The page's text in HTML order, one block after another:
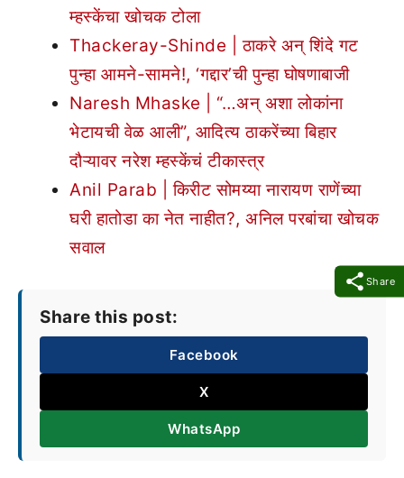
Share
म्हस्केंचा खोचक टोला
Thackeray-Shinde | ठाकरे अन् शिंदे गट
पुन्हा आमने-सामने!, ‘गद्दार’ची पुन्हा घोषणाबाजी
Naresh Mhaske | “…अन् अशा लोकांना
भेटायची वेळ आली”, आदित्य ठाकरेंच्या बिहार
दौऱ्यावर नरेश म्हस्केंचं टीकास्त्र
Anil Parab | किरीट सोमय्या नारायण राणेंच्या
घरी हातोडा का नेत नाहीत?, अनिल परबांचा खोचक
सवाल
Share this post:
Facebook
X
WhatsApp